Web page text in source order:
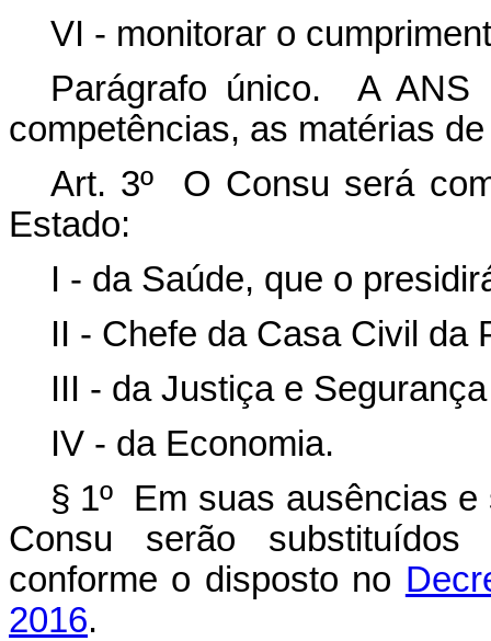
VI - monitorar o
Parágrafo único. A ANS
competências, as matérias
Art. 3º O Consu será
Estado:
I - da Saúde, que o
II - Chefe da Casa Civil da
III - da Justiça e
IV - da Economia.
§ 1º Em suas ausências
Consu serão substituídos
conforme o disposto no
2016.